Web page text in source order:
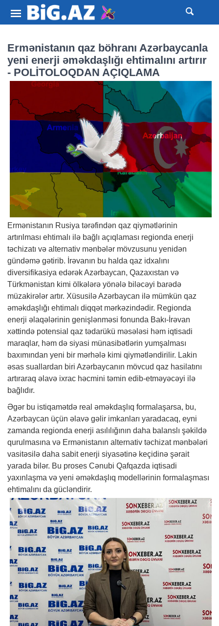
Ermənistanın qaz böhranı Azərbaycanla
yeni enerji əməkdaşlığı ehtimalını artırır
- POLİTOLOQDAN AÇIQLAMA
Ermənistanın Rusiya tərəfindən qaz qiymətlərinin
artırılması ehtimalı ilə bağlı açıqlaması regionda enerji
təchizatı və alternativ mənbələr mövzusunu yenidən
gündəmə gətirib. İrəvanın bu halda qaz idxalını
diversifikasiya edərək Azərbaycan, Qazaxıstan və
Türkmənistan kimi ölkələrə yönələ biləcəyi barədə
müzakirələr artır. Xüsusilə Azərbaycan ilə mümkün qaz
əməkdaşlığı ehtimalı diqqət mərkəzindədir. Regionda
enerji əlaqələrinin genişlənməsi fonunda Bakı-İrəvan
xəttində potensial qaz tədarükü məsələsi həm iqtisadi
maraqlar, həm də siyasi münasibətlərin yumşalması
baxımından yeni bir mərhələ kimi qiymətləndirilir. Lakin
əsas suallardan biri Azərbaycanın mövcud qaz hasilatını
artıraraq əlavə ixrac həcmini təmin edib-etməyəcəyi ilə
bağlıdır.
Əgər bu istiqamətdə real əməkdaşlıq formalaşarsa, bu,
Azərbaycan üçün əlavə gəlir imkanları yaradacaq, eyni
zamanda regionda enerji asılılığının daha balanslı şəkildə
qurulmasına və Ermənistanın alternativ təchizat mənbələri
vasitəsilə daha sabit enerji siyasətinə keçidinə şərait
yarada bilər. Bu proses Cənubi Qafqazda iqtisadi
yaxınlaşma və yeni əməkdaşlıq modellərinin formalaşması
ehtimalını da gücləndirir.